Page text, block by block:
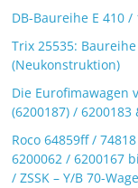
DB-Baureihe E 410
Trix 25535:
(Neukonstruktion)
Die Eurofimawagen
(6200187) / 6200183
Roco 64859ff /
6200062 / 6200167
/ ZSSK – Y/B 70-